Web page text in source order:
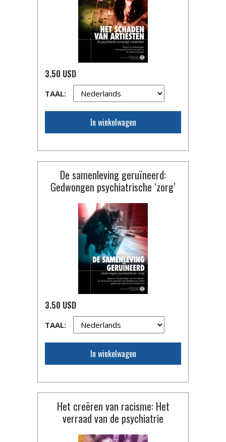
3.50 USD
TAAL:
In winkelwagen
De samenleving geruïneerd:
Gedwongen psychiatrische ‘zorg’
3.50 USD
TAAL:
In winkelwagen
Het creëren van racisme: Het
verraad van de psychiatrie